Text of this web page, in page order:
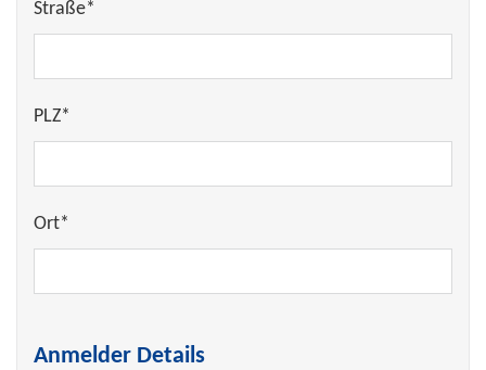
Straße*
PLZ*
Ort*
Anmelder Details